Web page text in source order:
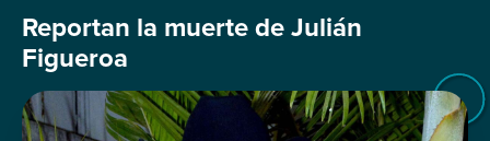
Reportan la muerte de Julián
Figueroa